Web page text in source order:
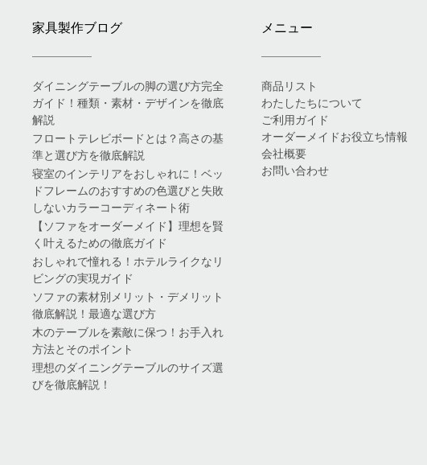
家具製作ブログ
ダイニングテーブルの脚の選び方完全
ガイド！種類・素材・デザインを徹底
解説
フロートテレビボードとは？高さの基
準と選び方を徹底解説
寝室のインテリアをおしゃれに！ベッ
ドフレームのおすすめの色選びと失敗
しないカラーコーディネート術
【ソファをオーダーメイド】理想を賢
く叶えるための徹底ガイド
おしゃれで憧れる！ホテルライクなリ
ビングの実現ガイド
ソファの素材別メリット・デメリット
徹底解説！最適な選び方
木のテーブルを素敵に保つ！お手入れ
方法とそのポイント
理想のダイニングテーブルのサイズ選
びを徹底解説！
メニュー
商品リスト
わたしたちについて
ご利用ガイド
オーダーメイドお役立ち情報
会社概要
お問い合わせ